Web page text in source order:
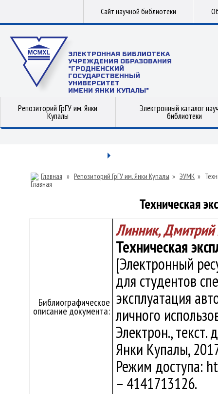
Сайт научной библиотеки
ЭЛЕКТРОННАЯ БИБЛИОТЕКА
УЧРЕЖДЕНИЯ ОБРАЗОВАНИЯ
"ГРОДНЕНСКИЙ
ГОСУДАРСТВЕННЫЙ
УНИВЕРСИТЕТ
ИМЕНИ ЯНКИ КУПАЛЫ"
Репозиторий ГрГУ им. Янки
Купалы
Электронный каталог
библиотеки
Главная » Репозиторий ГрГУ им. Янки Купалы » ЭУМК »
Техническая
Библиографическое
описание документа:
Линник, Дмитрий
Техническая
[Электронный
для студентов
эксплуатация
личного
Электрон., текст.
Янки Купалы,
Режим доступа:
– 4141713126.